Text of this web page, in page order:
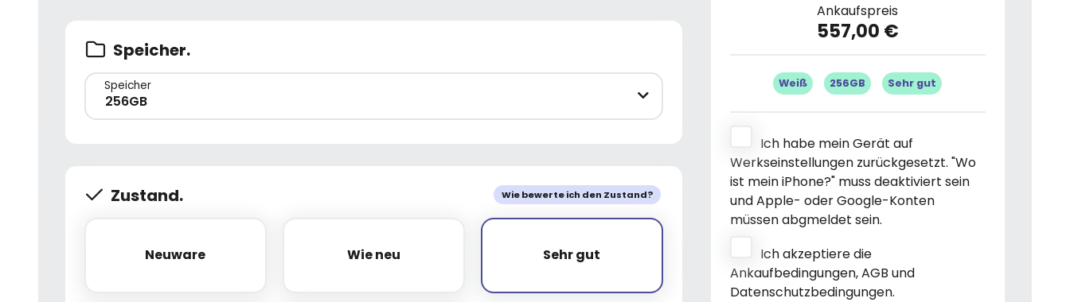
Speicher.
Speicher
256GB
Wie bewerte ich den Zustand?
Zustand.
Neuware
Neuware Wie neu
Wie neu Sehr gut
Sehr gut
Ankaufspreis
557,00 €
Weiß 256GB Sehr gut
Ich habe mein Gerät auf
Werkseinstellungen zurückgesetzt. "Wo
ist mein iPhone?" muss deaktiviert sein
und Apple- oder Google-Konten
müssen abgmeldet sein.
Ich akzeptiere die
Ankaufbedingungen, AGB und
Datenschutzbedingungen.